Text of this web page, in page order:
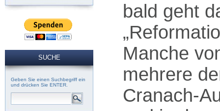
SUCHE
Geben Sie einen Suchbegriff ein
und drücken Sie ENTER.
bald geht
Manche
mehrere
Cranach-